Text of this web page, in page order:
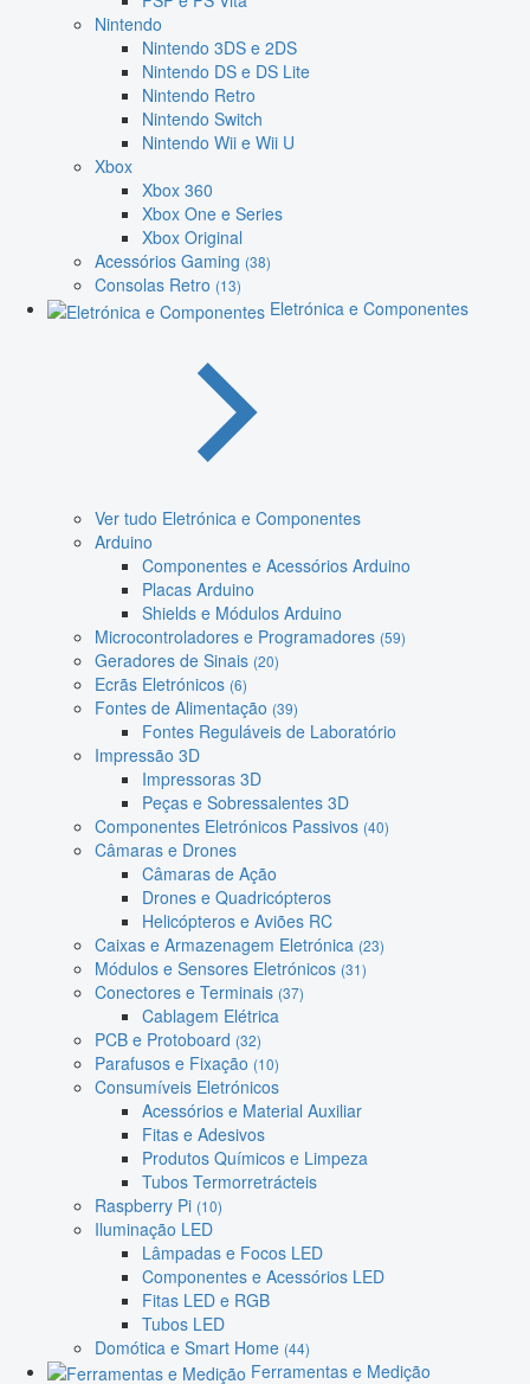
Nintendo
Nintendo 3DS e 2DS
Nintendo DS e DS Lite
Nintendo Retro
Nintendo Switch
Nintendo Wii e Wii U
Xbox
Xbox 360
Xbox One e Series
Xbox Original
Acessórios Gaming (38)
Consolas Retro (13)
Eletrónica e Componentes
Ver tudo Eletrónica e Componentes
Arduino
Componentes e Acessórios Arduino
Placas Arduino
Shields e Módulos Arduino
Microcontroladores e Programadores (59)
Geradores de Sinais (20)
Ecrãs Eletrónicos (6)
Fontes de Alimentação (39)
Fontes Reguláveis de Laboratório
Impressão 3D
Impressoras 3D
Peças e Sobressalentes 3D
Componentes Eletrónicos Passivos (40)
Câmaras e Drones
Câmaras de Ação
Drones e Quadricópteros
Helicópteros e Aviões RC
Caixas e Armazenagem Eletrónica (23)
Módulos e Sensores Eletrónicos (31)
Conectores e Terminais (37)
Cablagem Elétrica
PCB e Protoboard (32)
Parafusos e Fixação (10)
Consumíveis Eletrónicos
Acessórios e Material Auxiliar
Fitas e Adesivos
Produtos Químicos e Limpeza
Tubos Termorretrácteis
Raspberry Pi (10)
Iluminação LED
Lâmpadas e Focos LED
Componentes e Acessórios LED
Fitas LED e RGB
Tubos LED
Domótica e Smart Home (44)
Ferramentas e Medição